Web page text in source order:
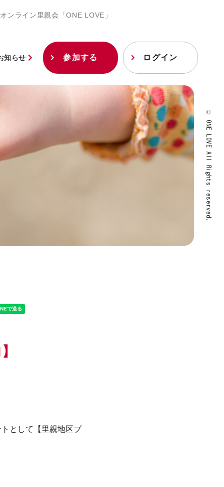
オンライン里親会「ONE LOVE」
知らせ 参加する ログイン
© ONE LOVE All Rights reserved.
として【里親地区ブ